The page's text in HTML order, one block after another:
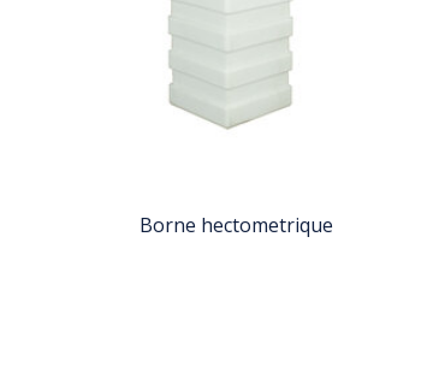
Borne hectometrique